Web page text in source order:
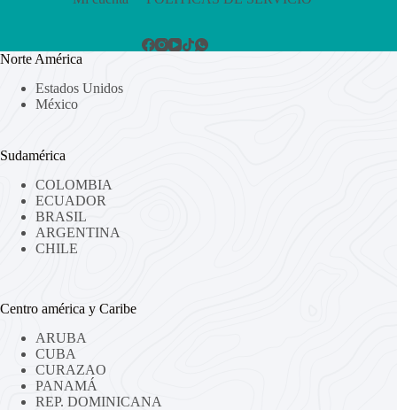
Norte América
Estados Unidos
México
Sudamérica
COLOMBIA
ECUADOR
BRASIL
ARGENTINA
CHILE
Centro américa y Caribe
ARUBA
CUBA
CURAZAO
PANAMÁ
REP. DOMINICANA